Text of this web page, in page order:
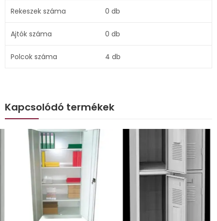
Rekeszek száma 0 db
Ajtók száma 0 db
Polcok száma 4 db
Kapcsolódó termékek